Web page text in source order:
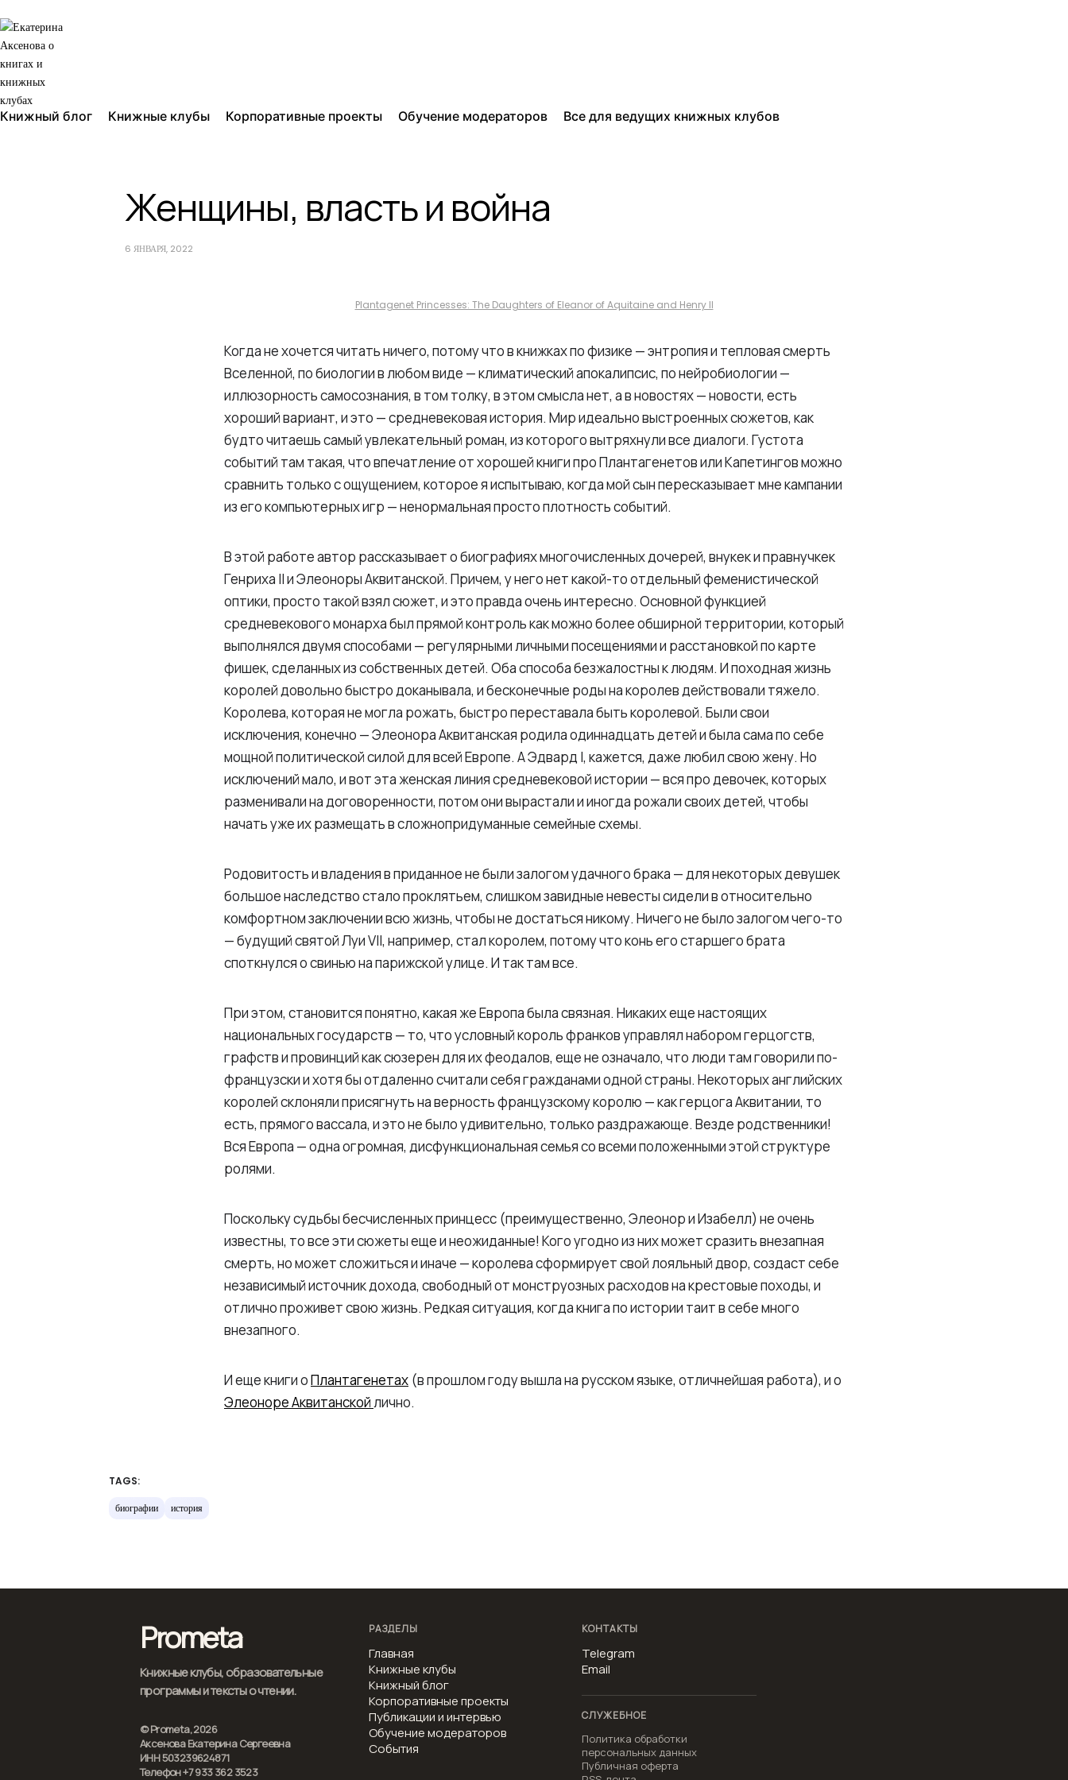
Книжный блог Книжные клубы Корпоративные проекты Обучение модераторов Все для ведущих книжных клубов
Женщины, власть и война
6 ЯНВАРЯ, 2022
Plantagenet Princesses: The Daughters of Eleanor of Aquitaine and Henry II
Когда не хочется читать ничего, потому что в книжках по физике — энтропия и тепловая смерть
Вселенной, по биологии в любом виде — климатический апокалипсис, по нейробиологии —
иллюзорность самосознания, в том толку, в этом смысла нет, а в новостях — новости, есть
хороший вариант, и это — средневековая история. Мир идеально выстроенных сюжетов, как
будто читаешь самый увлекательный роман, из которого вытряхнули все диалоги. Густота
событий там такая, что впечатление от хорошей книги про Плантагенетов или Капетингов можно
сравнить только с ощущением, которое я испытываю, когда мой сын пересказывает мне кампании
из его компьютерных игр — ненормальная просто плотность событий.
В этой работе автор рассказывает о биографиях многочисленных дочерей, внукек и правнучкек
Генриха II и Элеоноры Аквитанской. Причем, у него нет какой-то отдельный феменистической
оптики, просто такой взял сюжет, и это правда очень интересно. Основной функцией
средневекового монарха был прямой контроль как можно более обширной территории, который
выполнялся двумя способами — регулярными личными посещениями и расстановкой по карте
фишек, сделанных из собственных детей. Оба способа безжалостны к людям. И походная жизнь
королей довольно быстро доканывала, и бесконечные роды на королев действовали тяжело.
Королева, которая не могла рожать, быстро переставала быть королевой. Были свои
исключения, конечно — Элеонора Аквитанская родила одиннадцать детей и была сама по себе
мощной политической силой для всей Европе. А Эдвард I, кажется, даже любил свою жену. Но
исключений мало, и вот эта женская линия средневековой истории — вся про девочек, которых
разменивали на договоренности, потом они вырастали и иногда рожали своих детей, чтобы
начать уже их размещать в сложнопридуманные семейные схемы.
Родовитость и владения в приданное не были залогом удачного брака — для некоторых девушек
большое наследство стало проклятьем, слишком завидные невесты сидели в относительно
комфортном заключении всю жизнь, чтобы не достаться никому. Ничего не было залогом чего-то
— будущий святой Луи VII, например, стал королем, потому что конь его старшего брата
споткнулся о свинью на парижской улице. И так там все.
При этом, становится понятно, какая же Европа была связная. Никаких еще настоящих
национальных государств — то, что условный король франков управлял набором герцогств,
графств и провинций как сюзерен для их феодалов, еще не означало, что люди там говорили по-
французски и хотя бы отдаленно считали себя гражданами одной страны. Некоторых английских
королей склоняли присягнуть на верность французскому королю — как герцога Аквитании, то
есть, прямого вассала, и это не было удивительно, только раздражающе. Везде родственники!
Вся Европа — одна огромная, дисфункциональная семья со всеми положенными этой структуре
ролями.
Поскольку судьбы бесчисленных принцесс (преимущественно, Элеонор и Изабелл) не очень
известны, то все эти сюжеты еще и неожиданные! Кого угодно из них может сразить внезапная
смерть, но может сложиться и иначе — королева сформирует свой лояльный двор, создаст себе
независимый источник дохода, свободный от монструозных расходов на крестовые походы, и
отлично проживет свою жизнь. Редкая ситуация, когда книга по истории таит в себе много
внезапного.
И еще книги оПлантагенетах (в прошлом году вышла на русском языке, отличнейшая работа), и о
Элеоноре Аквитанскойлично.
TAGS:
биографии история
Prometa
Книжные клубы, образовательные
программы и тексты о чтении.
© Prometa, 2026
Аксенова Екатерина Сергеевна
ИНН 503239624871
Телефон +7 933 362 3523
РАЗДЕЛЫ
Главная
Книжные клубы
Книжный блог
Корпоративные проекты
Публикации и интервью
Обучение модераторов
События
КОНТАКТЫ
Telegram
Email
СЛУЖЕБНОЕ
Политика обработки
персональных данных
Публичная оферта